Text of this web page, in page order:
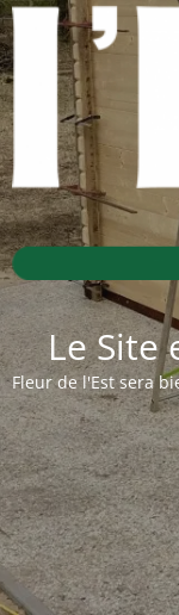
Le Site
Fleur de l'Est sera